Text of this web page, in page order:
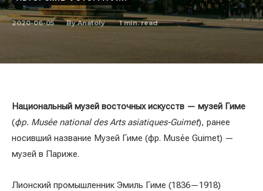
2020-06-05 By Anatoly 1min. read
Национальный музей восточных искусств — музей Гиме
(фр. Musée national des Arts asiatiques-Guimet), ранее
носивший название Музей Гиме (фр. Musée Guimet) —
музей в Париже.
Лионский промышленник Эмиль Гиме (1836—1918)